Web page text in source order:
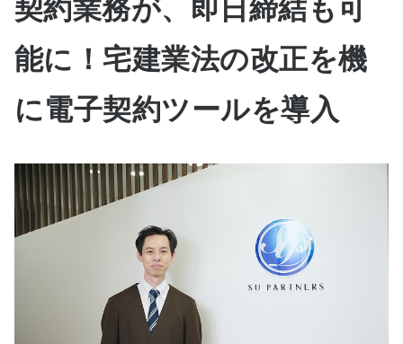
契約業務が、即日締結も可
能に！宅建業法の改正を機
に電子契約ツールを導入